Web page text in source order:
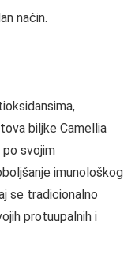
način.
biljke Camellia
po svojim
imunološkog
se tradicionalno
protuupalnih i